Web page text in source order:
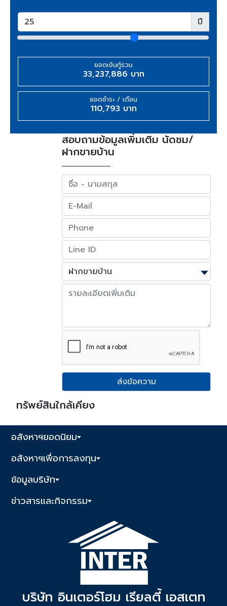
ปี
ยอดเงินกู้รวม
33,237,886 บาท
ยอดชำระ / เดือน
110,793 บาท
สอบถามข้อมูลเพิ่มเติม นัดชม/
ฝากขายบ้าน
ส่งข้อความ
ทรัพย์สินใกล้เคียง
อสังหาฯยอดนิยม
อสังหาฯเพื่อการลงทุน
ข้อมูลบริษัท
ข่าวสารและกิจกรรม
บริษัท อินเตอร์โฮม เรียลตี้ เอสเตท